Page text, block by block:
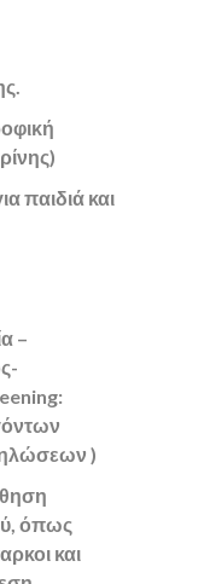
παιδιά και
–
)
όπως
και